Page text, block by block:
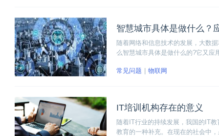
智慧城市具体是做什么？
随着网络和信息技术的发展，大数
么智慧城市具体是做什么的?它又应
常见问题
物联网
IT培训机构存在的意义
随着IT行业的持续发展，我国的IT
教育的一种补充。在现在的社会中